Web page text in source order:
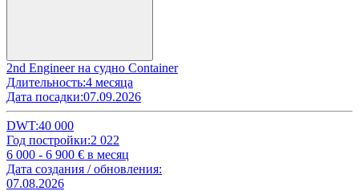
2nd Engineer на судно Container
Длительность:4 месяца
Дата посадки:07.09.2026
DWT:40 000
Год постройки:2 022
6 000 - 6 900 € в месяц
Дата создания / обновления:
07.08.2026